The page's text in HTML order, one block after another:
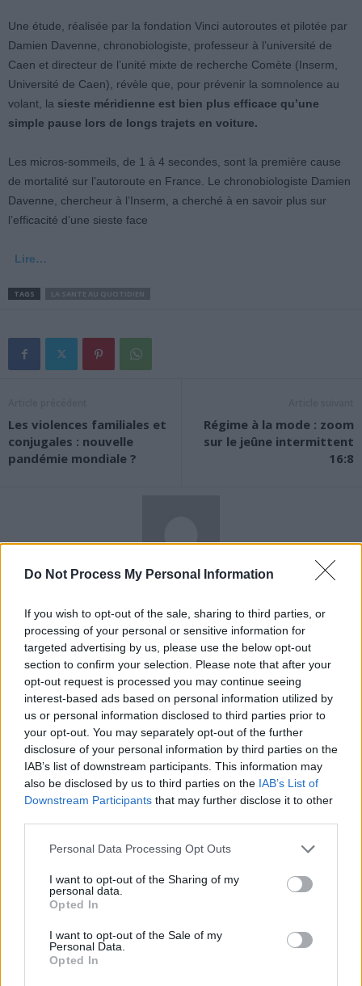
Do Not Process My Personal Information
If you wish to opt-out of the sale, sharing to third parties, or
processing of your personal or sensitive information for
targeted advertising by us, please use the below opt-out
section to confirm your selection. Please note that after your
opt-out request is processed you may continue seeing
interest-based ads based on personal information utilized by
us or personal information disclosed to third parties prior to
your opt-out. You may separately opt-out of the further
disclosure of your personal information by third parties on the
IAB’s list of downstream participants. This information may
also be disclosed by us to third parties on the IAB’s List of
Downstream Participants that may further disclose it to other
Personal Data Processing Opt Outs
I want to opt-out of the Sharing of my
personal data.
Opted In
I want to opt-out of the Sale of my
Personal Data.
Opted In
Une étude, réalisée par la fondation Vinci autoroutes et pilotée par
Damien Davenne, chronobiologiste, professeur à l’université de
Caen et directeur de l’unité mixte de recherche Comète (Inserm,
Université de Caen), révèle que, pour prévenir la somnolence au
volant, la sieste méridienne est bien plus efficace qu’une
simple pause lors de longs trajets en voiture.
Les micros-sommeils, de 1 à 4 secondes, sont la première cause
de mortalité sur l’autoroute en France. Le chronobiologiste Damien
Davenne, chercheur à l’Inserm, a cherché à en savoir plus sur
l’efficacité d’une sieste face
Lire…
TAGS
Les violences familiales et
conjugales : nouvelle
pandémie mondiale ?
Régime à la mode : zoom
sur le jeûne intermittent
16:8
https://news-sante.fr
ARTICLES CONNEXES PLUS DE L'AUTEUR
Santé
Canicule : les conseils
essentiels des
cardiologues pour
éviter le danger
Santé
Éclipse du 12 août :
attention à la pénurie de
lunettes de sécurité
Santé
Un chewing-gum
révolutionnaire pour
combattre le cancer
buccal
Populaires
Médicament retiré en urgence pour risques graves et données falsifiées